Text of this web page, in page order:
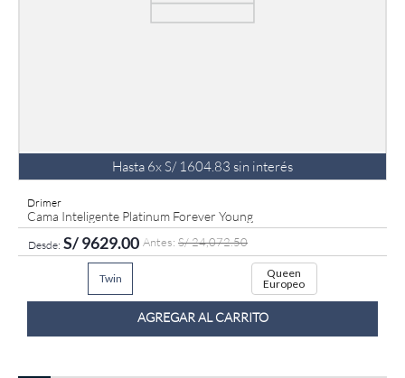
Hasta 6xS/ 1604 83 sin interés
Drimer
Cama Inteligente Platinum Forever Young
S/9629.00 S/24,072.50
Twin
Queen
Europeo
AGREGAR AL CARRITO